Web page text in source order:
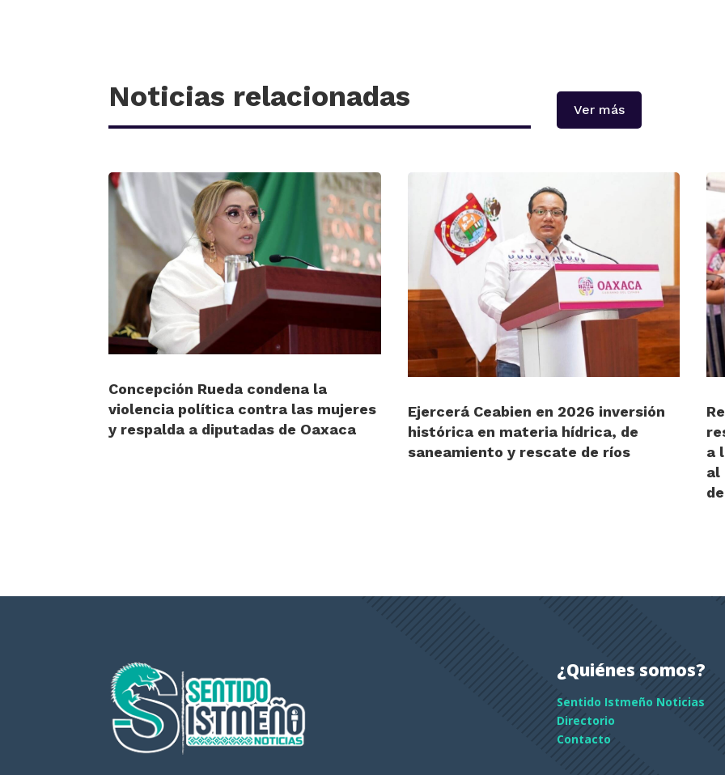
Noticias relacionadas Ver más
Concepción Rueda condena la
violencia política contra las mujeres
y respalda a diputadas de Oaxaca
Ejercerá Ceabien en 2026 inversión
histórica en materia hídrica, de
saneamiento y rescate de ríos
a
al
¿Quiénes somos?
Sentido Istmeño Noticias
Directorio
Contacto